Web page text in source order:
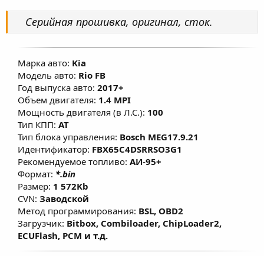
а
Серийная прошивка, оригинал, сток.
Марка авто: Kia
Модель авто: Rio FB
Год выпуска авто: 2017+
Объем двигателя: 1.4 MPI
Мощность двигателя (в Л.С.): 100
Тип КПП: AT
Тип блока управления: Bosch MEG17.9.21
Идентификатор: FBX65C4DSRRSO3G1
Рекомендуемое топливо: АИ-95+
Формат: *.bin
Размер: 1 572Kb
CVN: Заводской
Метод программирования: BSL, OBD2
Загрузчик: Bitbox, Combiloader, ChipLoader2,
ECUFlash, PCM и т.д.